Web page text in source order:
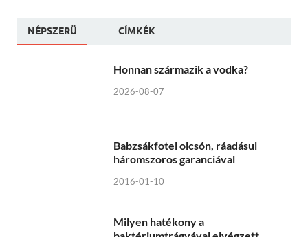
NÉPSZERÜ CÍMKÉK
Honnan származik a vodka?
2026-08-07
Babzsákfotel olcsón, ráadásul
háromszoros garanciával
2016-01-10
Milyen hatékony a